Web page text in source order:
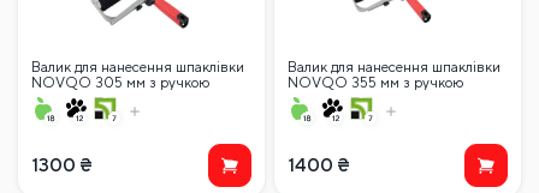
Валик для нанесення шпаклівки
NOVQO 305 мм з ручкою
1300 ₴
Валик для нанесення шпаклівки
NOVQO 355 мм з ручкою
1400 ₴